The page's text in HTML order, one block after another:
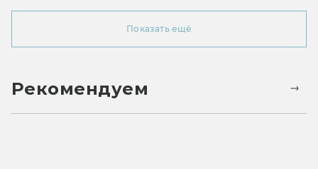
Показать ещё
Рекомендуем